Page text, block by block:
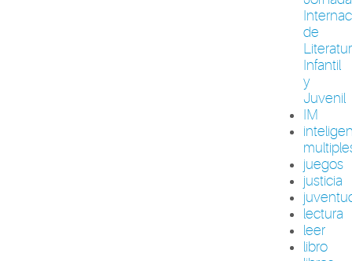
de
Infantil
y
Juvenil
IM
juegos
justicia
lectura
leer
libro